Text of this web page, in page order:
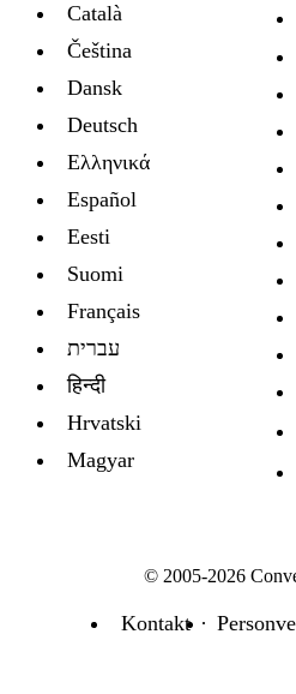
Català
Čeština
Dansk
Deutsch
Ελληνικά
Español
Eesti
Suomi
Français
עברית
हिन्दी
Hrvatski
Magyar
© 2005-2026
Kontakt